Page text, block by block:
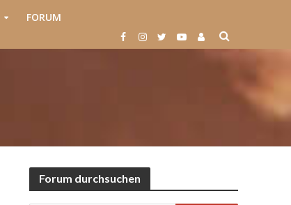
FORUM
Forum durchsuchen